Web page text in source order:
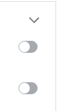
είναι
αιτία
ή